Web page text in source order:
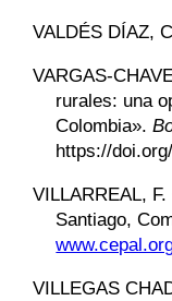
VALDÉS DÍAZ,
VARGAS-
rurales: una
Colombia».
https://
VILLARREAL,
Santiago,
VILLEGAS